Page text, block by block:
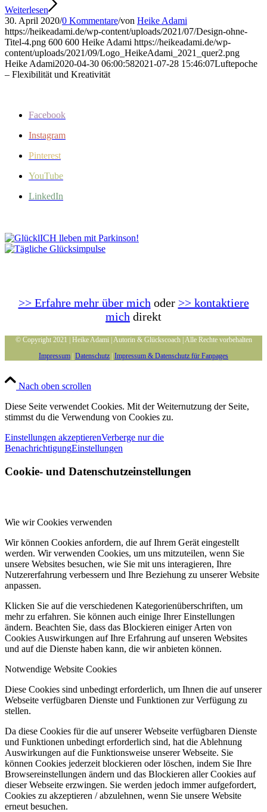
Weiterlesen
30. April 2020/0 Kommentare/von Heike Adami
https://heikeadami.de/wp-content/uploads/2021/07/Design-ohne-
Titel-4.png 600 600 Heike Adami https://heikeadami.de/wp-
content/uploads/2021/09/Logo_HeikeAdami_2021_quer2.png
Heike Adami2020-04-30 06:00:582021-07-28 15:46:07Luftepoche
– Flexibilität und Kreativität
Facebook
Instagram
Pinterest
YouTube
LinkedIn
>> Erfahre mehr über mich oder >> kontaktiere
mich direkt
© Copyright 2021 | Heike Adami | Autorin & Glückscoach | Alle Rechte vorbehalten
Impressum Datenschutz Impressum & Datenschutz für Fanpages
Nach oben scrollen
Diese Seite verwendet Cookies. Mit der Weiternutzung der Seite,
stimmst du die Verwendung von Cookies zu.
Einstellungen akzeptierenVerberge nur die
BenachrichtigungEinstellungen
Cookie- und Datenschutzeinstellungen
Wie wir Cookies verwenden
Wir können Cookies anfordern, die auf Ihrem Gerät eingestellt
werden. Wir verwenden Cookies, um uns mitzuteilen, wenn Sie
unsere Websites besuchen, wie Sie mit uns interagieren, Ihre
Nutzererfahrung verbessern und Ihre Beziehung zu unserer Website
anpassen.
Klicken Sie auf die verschiedenen Kategorienüberschriften, um
mehr zu erfahren. Sie können auch einige Ihrer Einstellungen
ändern. Beachten Sie, dass das Blockieren einiger Arten von
Cookies Auswirkungen auf Ihre Erfahrung auf unseren Websites
und auf die Dienste haben kann, die wir anbieten können.
Notwendige Website Cookies
Diese Cookies sind unbedingt erforderlich, um Ihnen die auf unserer
Webseite verfügbaren Dienste und Funktionen zur Verfügung zu
stellen.
Da diese Cookies für die auf unserer Webseite verfügbaren Dienste
und Funktionen unbedingt erforderlich sind, hat die Ablehnung
Auswirkungen auf die Funktionsweise unserer Webseite. Sie
können Cookies jederzeit blockieren oder löschen, indem Sie Ihre
Browsereinstellungen ändern und das Blockieren aller Cookies auf
dieser Webseite erzwingen. Sie werden jedoch immer aufgefordert,
Cookies zu akzeptieren / abzulehnen, wenn Sie unsere Website
erneut besuchen.